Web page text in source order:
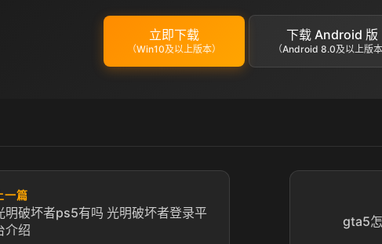
立即下载
（Win10及以上版本）
下载 Android 版
（Android 8.0及以上版本
一篇
明破坏者ps5有吗 光明破坏者登录平
介绍
gta5